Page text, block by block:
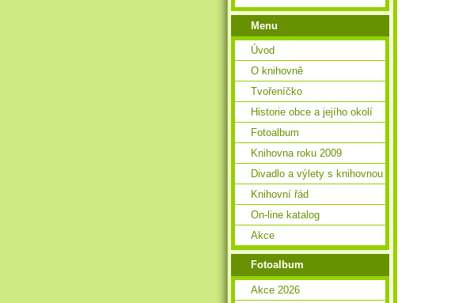
Menu
Úvod
O knihovně
Tvořeníčko
Historie obce a jejího okolí
Fotoalbum
Knihovna roku 2009
Divadlo a výlety s knihovnou
Knihovní řád
On-line katalog
Akce
Fotoalbum
Akce 2026